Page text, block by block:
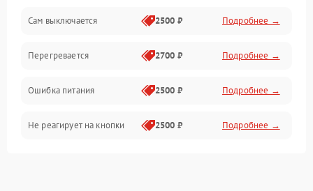
Сам выключается 2500 ₽ Подробнее →
Перегревается 2700 ₽ Подробнее →
Ошибка питания 2500 ₽ Подробнее →
Не реагирует на кнопки 2500 ₽ Подробнее →